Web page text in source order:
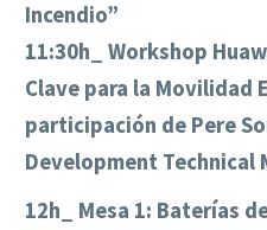
Incendio”
11:30h_ Workshop
Clave para la Movilidad
participación de Pere
Development Technical
12h_ Mesa 1: Baterías